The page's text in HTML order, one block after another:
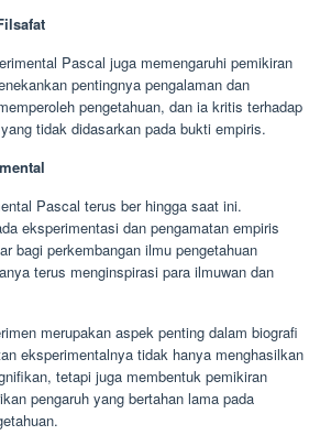
Pascal juga memengaruhi pemikiran
pentingnya pengalaman dan
pengetahuan, dan ia kritis terhadap
tidak didasarkan pada bukti empiris.
Pascal terus ber hingga saat ini.
eksperimentasi dan pengamatan empiris
bagi perkembangan ilmu pengetahuan
terus menginspirasi para ilmuwan dan
merupakan aspek penting dalam biografi
eksperimentalnya tidak hanya menghasilkan
tetapi juga membentuk pemikiran
pengaruh yang bertahan lama pada